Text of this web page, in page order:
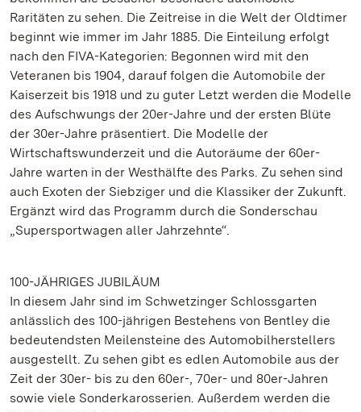
Raritäten zu sehen. Die Zeitreise in die Welt der Oldtimer
beginnt wie immer im Jahr 1885. Die Einteilung erfolgt
nach den FIVA-Kategorien: Begonnen wird mit den
Veteranen bis 1904, darauf folgen die Automobile der
Kaiserzeit bis 1918 und zu guter Letzt werden die Modelle
des Aufschwungs der 20er-Jahre und der ersten Blüte
der 30er-Jahre präsentiert. Die Modelle der
Wirtschaftswunderzeit und die Autoräume der 60er-
Jahre warten in der Westhälfte des Parks. Zu sehen sind
auch Exoten der Siebziger und die Klassiker der Zukunft.
Ergänzt wird das Programm durch die Sonderschau
„Supersportwagen aller Jahrzehnte“.
100-JÄHRIGES JUBILÄUM
In diesem Jahr sind im Schwetzinger Schlossgarten
anlässlich des 100-jährigen Bestehens von Bentley die
bedeutendsten Meilensteine des Automobilherstellers
ausgestellt. Zu sehen gibt es edlen Automobile aus der
Zeit der 30er- bis zu den 60er-, 70er- und 80er-Jahren
sowie viele Sonderkarosserien. Außerdem werden die